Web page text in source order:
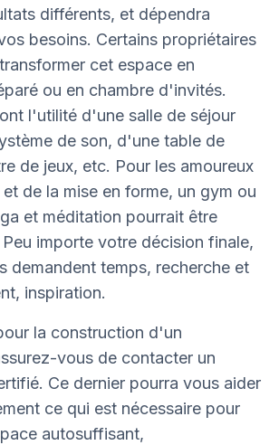
différents, et dépendra
besoins. Certains propriétaires
cet espace en
ou en chambre d'invités.
l'utilité d'une salle de séjour
de son, d'une table de
de jeux, etc. Pour les amoureux
de la mise en forme, un gym ou
et méditation pourrait être
importe votre décision finale,
demandent temps, recherche et
inspiration.
la construction d'un
vous de contacter un
Ce dernier pourra vous aider
ce qui est nécessaire pour
autosuffisant,